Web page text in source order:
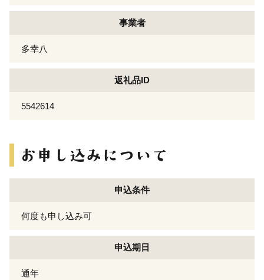
事業者
多幸八
返礼品ID
5542614
申込条件
何度も申し込み可
申込期日
通年